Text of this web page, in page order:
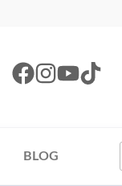
BLOG